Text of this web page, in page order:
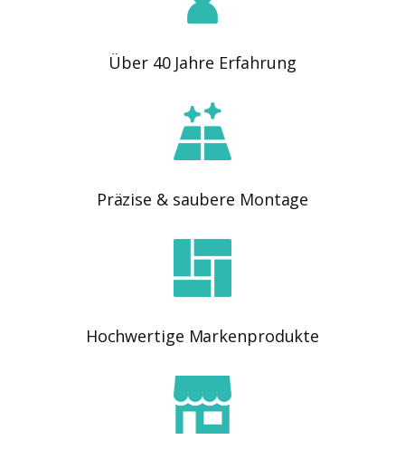
Über 40 Jahre Erfahrung
Präzise & saubere Montage
Hochwertige Markenprodukte